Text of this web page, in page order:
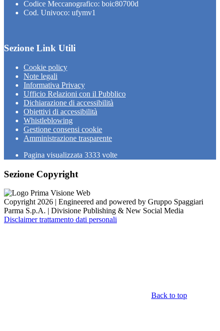
Codice Meccanografico: boic80700d
Cod. Univoco: ufymv1
Sezione Link Utili
Cookie policy
Note legali
Informativa Privacy
Ufficio Relazioni con il Pubblico
Dichiarazione di accessibilità
Obiettivi di accessibilità
Whistleblowing
Gestione consensi cookie
Amministrazione trasparente
Pagina visualizzata 3333 volte
Sezione Copyright
Copyright 2026 | Engineered and powered by Gruppo Spaggiari
Parma S.p.A. | Divisione Publishing & New Social Media
Disclaimer trattamento dati personali
Back to top